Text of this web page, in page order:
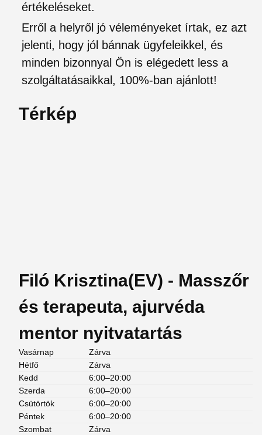
értékeléseket.
Erről a helyről jó véleményeket írtak, ez azt
jelenti, hogy jól bánnak ügyfeleikkel, és
minden bizonnyal Ön is elégedett less a
szolgáltatásaikkal, 100%-ban ajánlott!
Térkép
Filó Krisztina(EV) - Masszőr
és terapeuta, ajurvéda
mentor nyitvatartás
Vasárnap
Zárva
Hétfő
Zárva
Kedd
6:00–20:00
Szerda
6:00–20:00
Csütörtök
6:00–20:00
Péntek
6:00–20:00
Szombat
Zárva